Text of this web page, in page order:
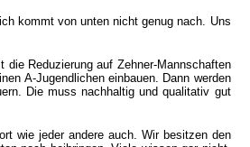
kommt von unten nicht genug nach. Uns
Reduzierung auf Zehner-Mannschaften
A-Jugendlichen einbauen. Dann werden
Die muss nachhaltig und qualitativ gut
wie jeder andere auch. Wir besitzen den